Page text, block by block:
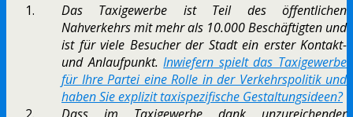
Das Taxigewerbe ist Teil des öffentlichen
Nahverkehrs mit mehr als 10.000 Beschäftigten und
ist für viele Besucher der Stadt ein erster Kontakt-
und Anlaufpunkt.Inwiefern spielt das Taxigewerbe
für Ihre Partei eine Rolle in der Verkehrspolitik und
haben Sie explizit taxispezifische Gestaltungsideen?